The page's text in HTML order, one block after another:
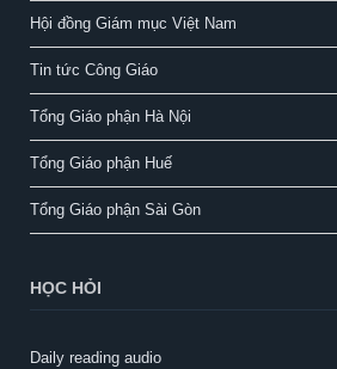
Hội đồng Giám mục Việt Nam
Tin tức Công Giáo
Tổng Giáo phận Hà Nội
Tổng Giáo phận Huế
Tổng Giáo phận Sài Gòn
HỌC HỎI
Daily reading audio